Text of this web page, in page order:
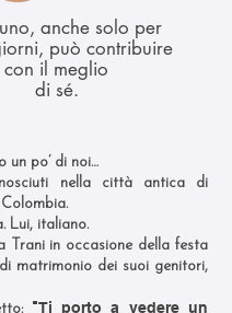
anche solo per
può contribuire
con il meglio
di sé.
un po’ di noi…
nella città antica di
Lui, italiano.
Trani in occasione della festa
matrimonio dei suoi genitori,
"Ti porto a vedere un